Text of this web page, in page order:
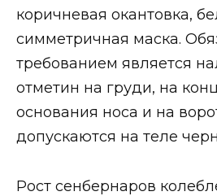
коричневая окантовка,
симметричная маска.
требованием является
отметин на груди, на
основания носа и на
допускаются на теле
Рост сенбернаров